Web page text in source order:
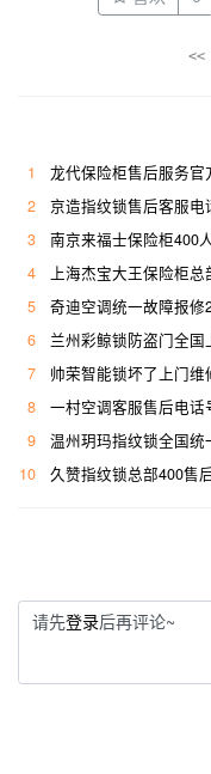
<<
1
龙代保险柜售后服务官
2
京造指纹锁售后客服电
3
南京来福士保险柜400
4
上海杰宝大王保险柜总部
5
奇迪空调统一故障报修
6
兰州彩鲸锁防盗门全国
7
帅荣智能锁坏了上门维
8
一村空调客服售后电
9
温州玥玛指纹锁全国统
10
久赞指纹锁总部400售
请先登录后再评论~